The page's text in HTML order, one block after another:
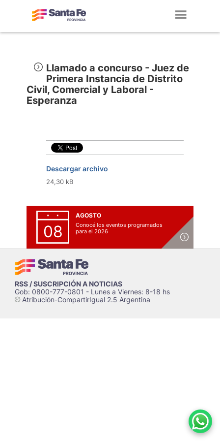
Llamado a concurso - Juez de
Primera Instancia de Distrito
Civil, Comercial y Laboral -
Esperanza
Descargar archivo
24,30 kB
08
AGOSTO
Conocé los eventos programados
para el 2026
RSS / SUSCRIPCIÓN A NOTICIAS
Gob: 0800-777-0801 - Lunes a Viernes: 8-18 hs
cAtribución-CompartirIgual 2.5 Argentina